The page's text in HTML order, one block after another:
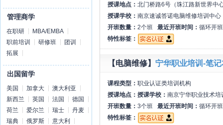
管理商学
在职研
MBA/EMBA
职前培训
研修班
团训
拓展
出国留学
美国 加拿大
澳大利亚
新西兰
英国 法国
德国
荷兰
爱尔兰 瑞士
丹麦
瑞典
俄罗斯
意大利
授课地点： 北门桥路6号（珠江路新世界中
授课学校： 南京速诚答诺电脑维修培训中心
开班数量： 2个班 最近开班时间： 循环开班
特性标签：
【电脑维修】 宁华职业培训-笔
课程类型： 职业认证类培训机构
授课地点： 授课学校： 南京宁华职业技术培
开班数量： 3个班 最近开班时间： 循环开班
特性标签：